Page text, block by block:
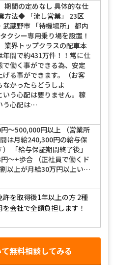
期間の定めなし 具体的な仕
方法◆ 「流し営業」 23区
武蔵野市 「待機場所」 都内
クシー専用乗り場を設置！
業界トップクラスの配車本
年間で約431万件！！常に仕
で働く事ができる為、安定
げる事ができます。（お客
なかったらどうしよ
いう心配は要りません。稼
う心配は…
～500,000円以上 （営業所
は月給240,300円の給与保
「給与保証期間終了後」
～+歩合 （正社員で働くド
以上が月給30万円以上い…
許を取得後1年以上の方 2種
会社で全額負担します！
無料相談してみる